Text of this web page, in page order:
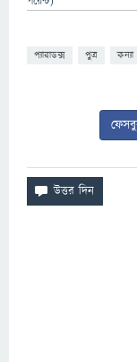
প্যারাডক্স পুত্র কন্যা